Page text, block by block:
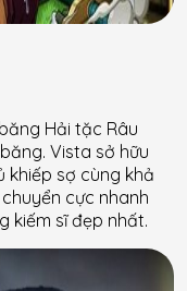
Hải tặc Râu
Vista sở hữu
khiếp sợ cùng khả
cực nhanh
kiếm sĩ đẹp nhất.